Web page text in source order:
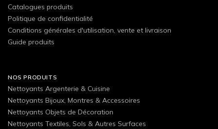
Catalogues produits
Politique de confidentialité
Conditions générales d'utilisation, vente et livraison
Guide produits
NOS PRODUITS
Nettoyants Argenterie & Cuisine
Nettoyants Bijoux, Montres & Accessoires
Nettoyants Objets de Décoration
Nettoyants Textiles, Sols & Autres Surfaces